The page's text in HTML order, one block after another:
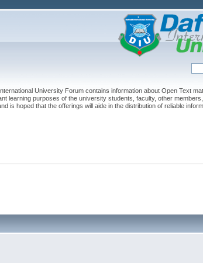
University Forum contains information about Open Text
learning purposes of the university students, faculty, other
is hoped that the offerings will aide in the distribution of reliable